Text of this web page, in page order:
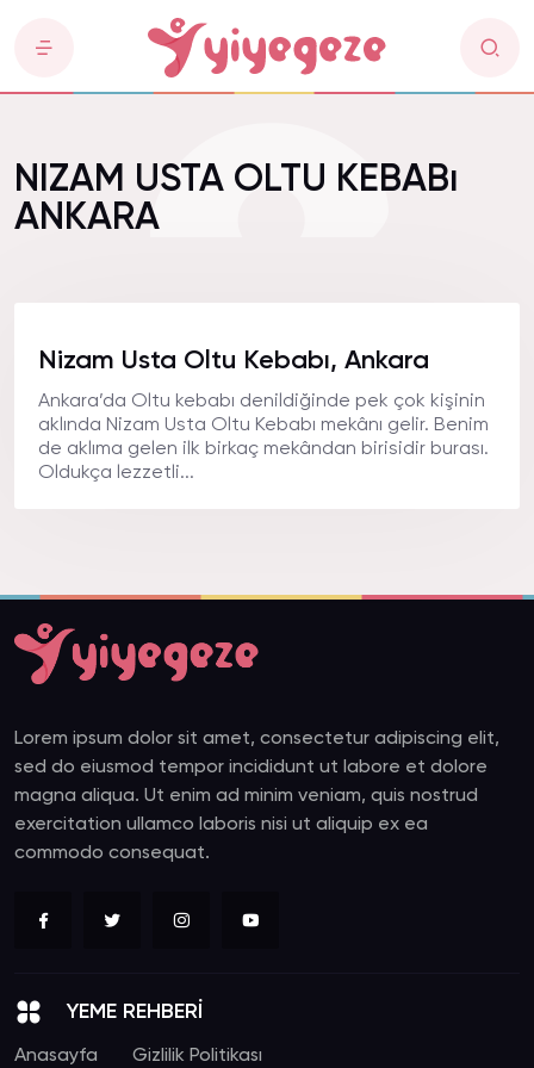
NIZAM USTA OLTU KEBABı
ANKARA
Nizam Usta Oltu Kebabı, Ankara
Ankara’da Oltu kebabı denildiğinde pek çok kişinin
aklında Nizam Usta Oltu Kebabı mekânı gelir. Benim
de aklıma gelen ilk birkaç mekândan birisidir burası.
Oldukça lezzetli...
Lorem ipsum dolor sit amet, consectetur adipiscing elit,
sed do eiusmod tempor incididunt ut labore et dolore
magna aliqua. Ut enim ad minim veniam, quis nostrud
exercitation ullamco laboris nisi ut aliquip ex ea
commodo consequat.
YEME REHBERİ
Anasayfa Gizlilik Politikası